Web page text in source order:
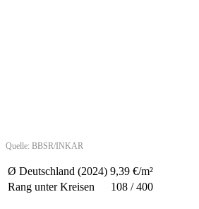
Quelle: BBSR/INKAR
Ø Deutschland (2024) 9,39 €/m²
Rang unter Kreisen
108 / 400